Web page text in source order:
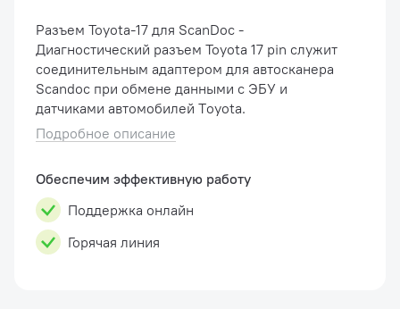
Разъем Toyota-17 для ScanDoc -
Диагностический разъем Toyota 17 pin служит
соединительным адаптером для автосканера
Scandoc при обмене данными с ЭБУ и
датчиками автомобилей Тoyota.
Подробное описание
Обеспечим эффективную работу
Поддержка онлайн
Горячая линия